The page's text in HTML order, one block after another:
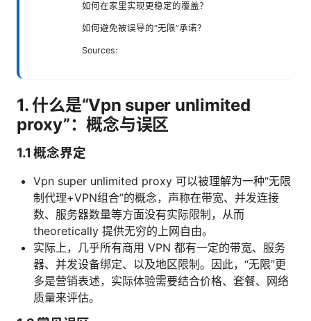
如何在家里实现更稳定的覆盖？
如何避免被误导的“无限”承诺？
Sources:
1. 什么是“Vpn super unlimited
proxy”：概念与误区
1.1 概念界定
Vpn super unlimited proxy 可以被理解为一种“无限
制代理+VPN组合”的概念，声称在带宽、并发连接
数、服务器数量等方面没有实际限制，从而
theoretically 提供无穷的上网自由。
实际上，几乎所有商用 VPN 都有一定的带宽、服务
器、并发设备绑定、以及地区限制。因此，“无限”更
多是营销表述，实际体验需要结合价格、套餐、网络
质量来评估。